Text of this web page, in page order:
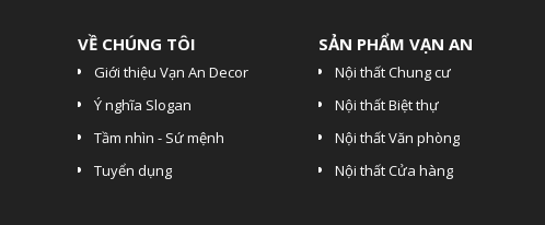
VỀ CHÚNG TÔI
Giới thiệu Vạn An Decor
Ý nghĩa Slogan
Tầm nhìn - Sứ mệnh
Tuyển dụng
SẢN PHẨM VẠN AN
Nội thất Chung cư
Nội thất Biệt thự
Nội thất Văn phòng
Nội thất Cửa hàng